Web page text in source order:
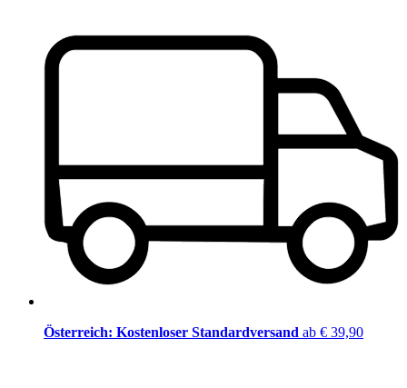
Österreich: Kostenloser Standardversand ab € 39,90